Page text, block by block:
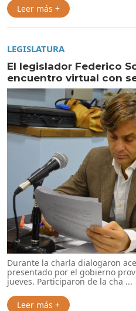
Leer más +
LEGISLATURA
El legislador Federico
encuentro virtual con
Durante la charla dialogaron
presentado por el gobierno
jueves. Participaron de la cha ...
Leer más +